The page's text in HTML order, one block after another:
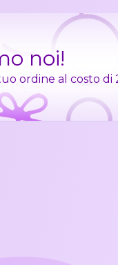
noi!
ordine al costo